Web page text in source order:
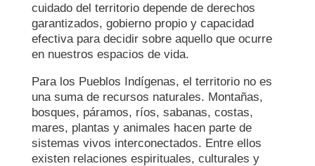
cuidado del territorio depende de derechos
garantizados, gobierno propio y capacidad
efectiva para decidir sobre aquello que ocurre
en nuestros espacios de vida.
Para los Pueblos Indígenas, el territorio no es
una suma de recursos naturales. Montañas,
bosques, páramos, ríos, sabanas, costas,
mares, plantas y animales hacen parte de
sistemas vivos interconectados. Entre ellos
existen relaciones espirituales, culturales y